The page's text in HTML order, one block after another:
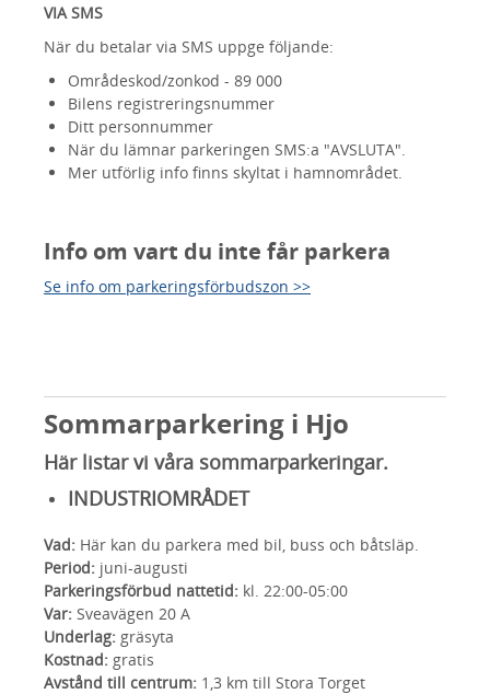
VIA SMS
När du betalar via SMS uppge följande:
Områdeskod/zonkod - 89 000
Bilens registreringsnummer
Ditt personnummer
När du lämnar parkeringen SMS:a "AVSLUTA".
Mer utförlig info finns skyltat i hamnområdet.
Info om vart du inte får parkera
Se info om parkeringsförbudszon >>
Sommarparkering i Hjo
Här listar vi våra sommarparkeringar.
INDUSTRIOMRÅDET
Vad: Här kan du parkera med bil, buss och båtsläp.
Period: juni-augusti
Parkeringsförbud nattetid: kl. 22:00-05:00
Var: Sveavägen 20 A
Underlag: gräsyta
Kostnad: gratis
Avstånd till centrum: 1,3 km till Stora Torget